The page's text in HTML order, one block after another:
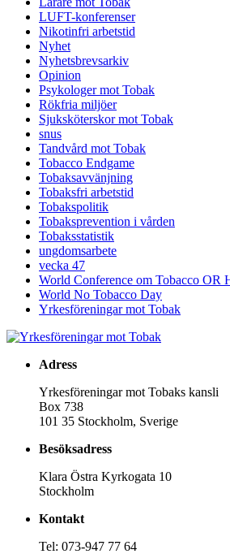
LUFT-konferenser
Nikotinfri arbetstid
Nyhet
Nyhetsbrevsarkiv
Opinion
Psykologer mot Tobak
Rökfria miljöer
Sjuksköterskor mot Tobak
snus
Tandvård mot Tobak
Tobacco Endgame
Tobaksavvänjning
Tobaksfri arbetstid
Tobakspolitik
Tobaksprevention i vården
Tobaksstatistik
ungdomsarbete
vecka 47
World Conference om Tobacco OR
World No Tobacco Day
Yrkesföreningar mot Tobak
Adress
Yrkesföreningar mot Tobaks kansli
Box 738
101 35 Stockholm, Sverige
Besöksadress
Klara Östra Kyrkogata 10
Stockholm
Kontakt
Tel: 073-947 77 64